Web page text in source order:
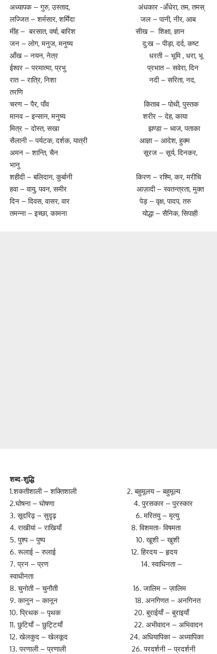
अध्यापक – गुरु, उस्ताद, अंधकार -अँधेरा, तम, तमस्
लज्जित – शर्मसार, शर्मिंदा जल – पानी, नीर, आब
मींह – बरसात, वर्षा, बारिश सीख – शिक्षा, ज्ञान
जन – लोग, मनुज, मनुष्य दु:ख – पीड़ा, दर्द, कष्ट
आँख – नयन, नेत्र धरती – भूमि , धरा, भू
ईश्वर – परमात्मा, प्रभु प्रभात – सवेरा, दिन
रात – रात्रि, निशा नदी – सरिता, नद,
तरणि
चरण – पैर, पाँव किताब – पोथी, पुस्तक
मानव – इन्सान, मनुष्य शरीर – देह, काया
मित्र – दोस्त, सखा झण्डा – ध्वज, पताका
सैलानी – पर्यटक, दर्शक, यात्री आज्ञा – आदेश, हुक्म
अमन – शान्ति, चैन सूरज – सूर्य, दिनकर,
भानु
शहीदी – बलिदान, कुर्बानी किरण – रश्मि, कर, मरीचि
हवा – वायु, पवन, समीर आज़ादी – स्वतन्त्रता, मुक्त
दिन – दिवस, वासर, वार पेड़ – वृक्ष, पादप, तरु
तमन्ना – इच्छा, कामना योद्धा – सैनिक, सिपाही
शब्द-शुद्धि
1.शकतीशाली – शक्तिशाली 2. बहुमूलय – बहुमूल्य
2.घोषना – घोषणा 4. पुरसकार – पुरस्कार
3. सूदरिढ़ – सुदृढ़ 6. मरितयु – मृत्यु
4. राखीयां – राखियाँ 8. विशमता- विषमता
5. पुश्प – पुष्प 10. खूशी – खुशी
6. रूलाई – रुलाई 12. हिरदय – हृदय
7. प्रन – प्रण 14. स्वाधिनता –
स्वाधीनता
8. चुनोती – चुनौती 16. जालिम – ज़ालिम
9. कानुन – कानून 18. अनगिणत – अनगिनत
10. प्रिथक – पृथक 20. बुराईयाँ – बुराइयाँ
11. छुटियाँ – छुट्टियाँ 22. अभीवादन – अभिवादन
12. खेलकुद – खेलकूद 24. अधियापिका – अध्यापिका
13. परणाली – प्रणाली 26. परदर्शनी – प्रदर्शनी